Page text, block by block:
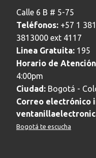
Calle 6 B # 5-75
Teléfonos: +57 1
3813000 ext 4117
Linea Gratuita: 195
Horario de
4:00pm
Ciudad: Bogotá -
Correo electrónico
Bogotá te escucha